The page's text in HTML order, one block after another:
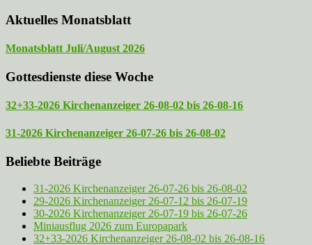
Aktuelles Monatsblatt
Monatsblatt Juli/August 2026
Gottesdienste diese Woche
32+33-2026 Kirchenanzeiger 26-08-02 bis 26-08-16
31-2026 Kirchenanzeiger 26-07-26 bis 26-08-02
Beliebte Beiträge
31-2026 Kirchenanzeiger 26-07-26 bis 26-08-02
29-2026 Kirchenanzeiger 26-07-12 bis 26-07-19
30-2026 Kirchenanzeiger 26-07-19 bis 26-07-26
Miniausflug 2026 zum Europapark
32+33-2026 Kirchenanzeiger 26-08-02 bis 26-08-16